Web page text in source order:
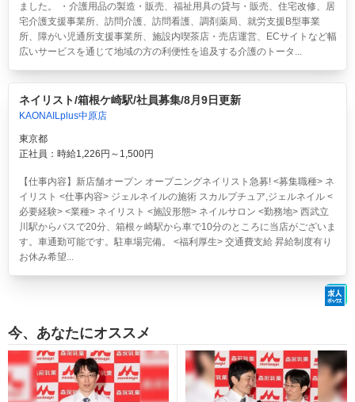
ました。 ・介護用品の製造・販売、福祉用具の貸与・販売、住宅改修、居
宅介護支援事業所、訪問介護、訪問看護、調剤薬局、就労支援B型事業
所、障がい児通所支援事業所、施設内喫茶店・売店運営、ECサイトなど幅
広いサービスを通じて地域の方の利便性を追及する介護のトータ...
ネイリスト/箱根ケ崎駅/社員募集/8月9日更新
KAONAILplus中原店
東京都
正社員：時給1,226円～1,500円
【仕事内容】新店舗オープン オープニングネイリスト急募! <募集職種> ネ
イリスト <仕事内容> ジェルネイルの施術 スカルプチュア,ジェルネイル <
必要経験> <業種> ネイリスト <施設形態> ネイルサロン <勤務地> 西武立
川駅からバスで20分、箱根ヶ崎駅から車で10分のところに当店がございま
す。車通勤可能です。駐車場完備。 <福利厚生> 交通費支給 昇給制度有り
お休み希望...
今、あなたにオススメ